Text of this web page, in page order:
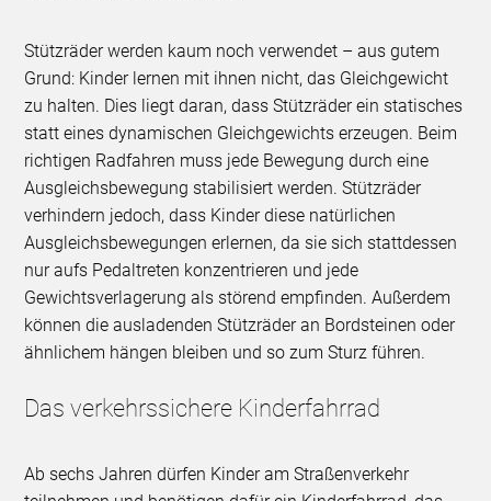
Stützräder werden kaum noch verwendet – aus gutem
Grund: Kinder lernen mit ihnen nicht, das Gleichgewicht
zu halten. Dies liegt daran, dass Stützräder ein statisches
statt eines dynamischen Gleichgewichts erzeugen. Beim
richtigen Radfahren muss jede Bewegung durch eine
Ausgleichsbewegung stabilisiert werden. Stützräder
verhindern jedoch, dass Kinder diese natürlichen
Ausgleichsbewegungen erlernen, da sie sich stattdessen
nur aufs Pedaltreten konzentrieren und jede
Gewichtsverlagerung als störend empfinden. Außerdem
können die ausladenden Stützräder an Bordsteinen oder
ähnlichem hängen bleiben und so zum Sturz führen.
Das verkehrssichere Kinderfahrrad
Ab sechs Jahren dürfen Kinder am Straßenverkehr